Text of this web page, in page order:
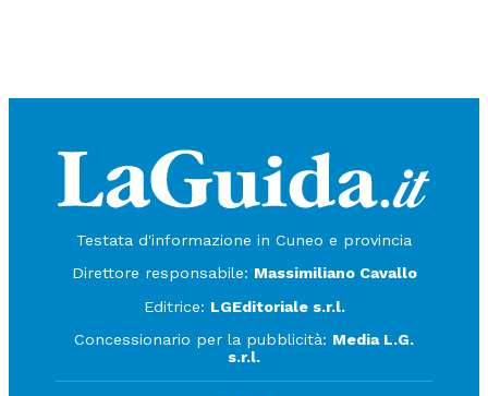
Testata d'informazione in Cuneo e provincia
Direttore responsabile: Massimiliano Cavallo
Editrice: LGEditoriale s.r.l.
Concessionario per la pubblicità: Media L.G.
s.r.l.